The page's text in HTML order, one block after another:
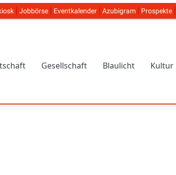
Navigation
Jobbörse Eventkalender Azubigram Prospekte
Gesellschaft Blaulicht Kultur